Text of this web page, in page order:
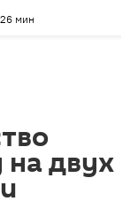
куыстыты равдыст
26 мин
на двух